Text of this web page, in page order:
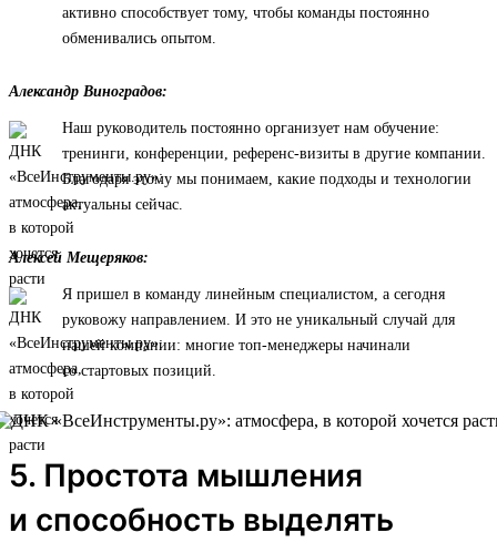
активно способствует тому, чтобы команды постоянно
обменивались опытом.
Александр Виноградов:
Наш руководитель постоянно организует нам обучение:
тренинги, конференции, референс-визиты в другие компании.
Благодаря этому мы понимаем, какие подходы и технологии
актуальны сейчас.
Алексей Мещеряков:
Я пришел в команду линейным специалистом, а сегодня
руковожу направлением. И это не уникальный случай для
нашей компании: многие топ-менеджеры начинали
со стартовых позиций.
5. Простота мышления
и способность выделять